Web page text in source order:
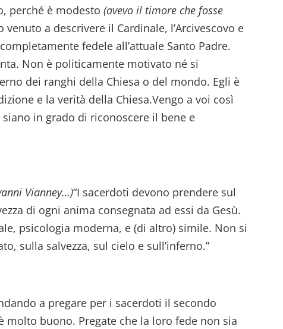
perché è modesto (avevo il timore che fosse
venuto a descrivere il Cardinale, l’Arcivescovo e
fedele all’attuale Santo Padre.
Non è politicamente motivato né si
dei ranghi della Chiesa o del mondo. Egli è
e la verità della Chiesa.Vengo a voi così
in grado di riconoscere il bene e
Vianney…)“I sacerdoti devono prendere sul
di ogni anima consegnata ad essi da Gesù.
psicologia moderna, e (di altro) simile. Non si
sulla salvezza, sul cielo e sull’inferno.”
a pregare per i sacerdoti il secondo
molto buono. Pregate che la loro fede non sia